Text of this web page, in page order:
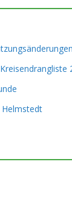
Helmstedt